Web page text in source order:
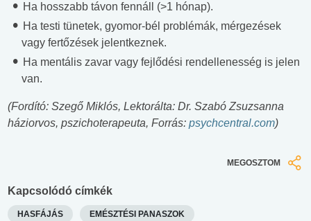
Ha hosszabb távon fennáll (>1 hónap).
Ha testi tünetek, gyomor-bél problémák, mérgezések
vagy fertőzések jelentkeznek.
Ha mentális zavar vagy fejlődési rendellenesség is jelen
van.
(Fordító: Szegő Miklós, Lektorálta: Dr. Szabó Zsuzsanna
háziorvos, pszichoterapeuta, Forrás: psychcentral.com)
MEGOSZTOM
Kapcsolódó címkék
HASFÁJÁS EMÉSZTÉSI PANASZOK